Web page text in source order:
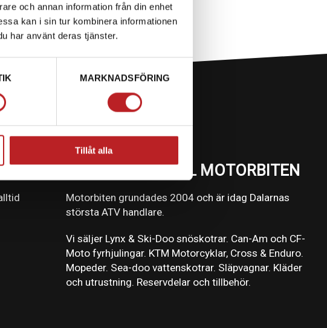
och annan information från din enhet
kan i sin tur kombinera informationen
har använt deras tjänster.
MARKNADSFÖRING
Tillåt alla
VÄLKOMMEN TILL MOTORBITEN
Motorbiten grundades 2004 och är idag Dalarnas
största ATV handlare.
Vi säljer Lynx & Ski-Doo snöskotrar. Can-Am och CF-
Moto fyrhjulingar. KTM Motorcyklar, Cross & Enduro.
Mopeder. Sea-doo vattenskotrar. Släpvagnar. Kläder
och utrustning. Reservdelar och tillbehör.